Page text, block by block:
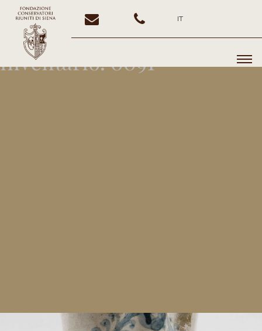
IT
Inventario:0091